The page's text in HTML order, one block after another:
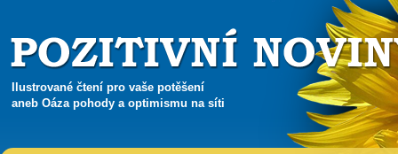
Ilustrované čtení pro vaše potěšení
aneb Oáza pohody a optimismu na síti